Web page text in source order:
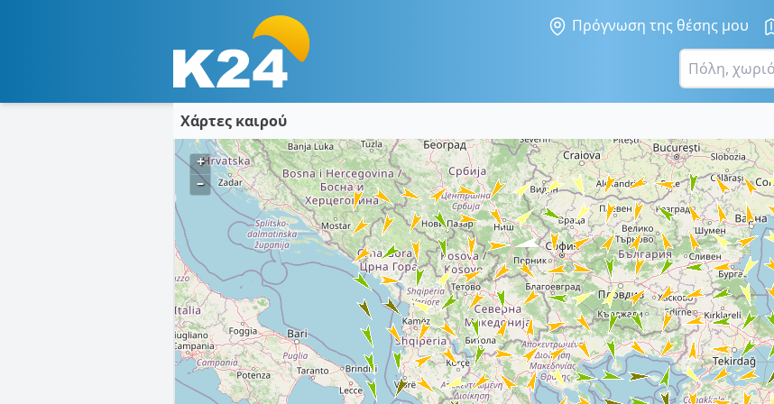
Πρόγνωση της θέσης μου
Χάρτες καιρού
+
–